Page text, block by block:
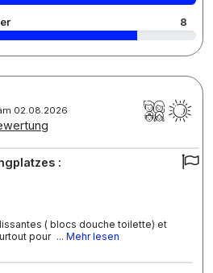
8
02.08.2026
:
( blocs douche toilette) et
pour ... Mehr lesen